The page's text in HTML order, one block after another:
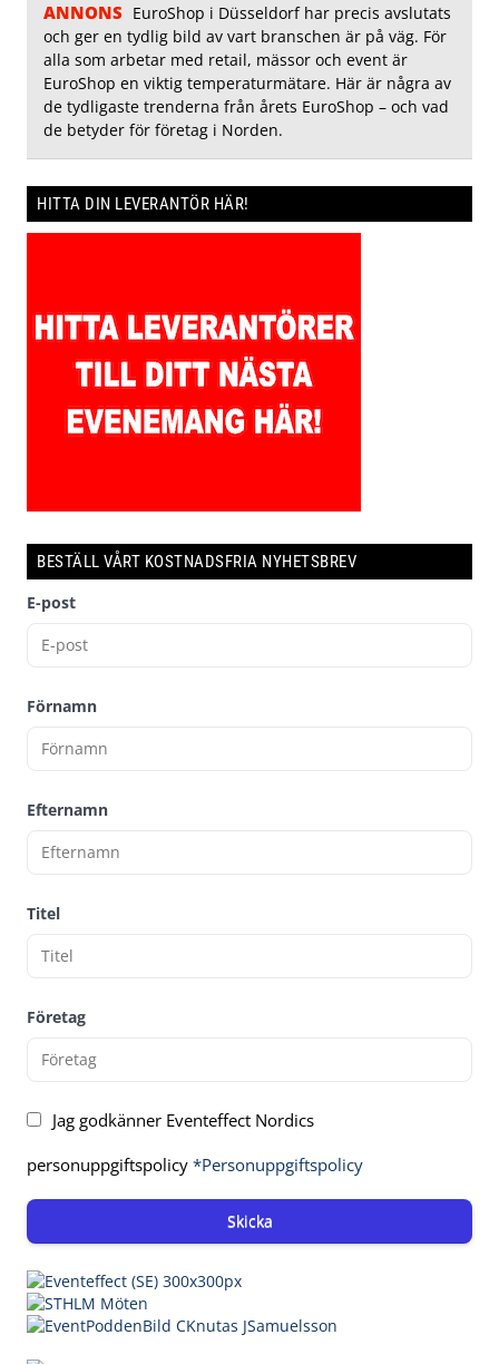
ANNONS EuroShop i Düsseldorf har precis avslutats
och ger en tydlig bild av vart branschen är på väg. För
alla som arbetar med retail, mässor och event är
EuroShop en viktig temperaturmätare. Här är några av
de tydligaste trenderna från årets EuroShop – och vad
de betyder för företag i Norden.
HITTA DIN LEVERANTÖR HÄR!
BESTÄLL VÅRT KOSTNADSFRIA NYHETSBREV
E-post
Förnamn
Efternamn
Titel
Företag
Jag godkänner Eventeffect Nordics
personuppgiftspolicy *Personuppgiftspolicy
Skicka